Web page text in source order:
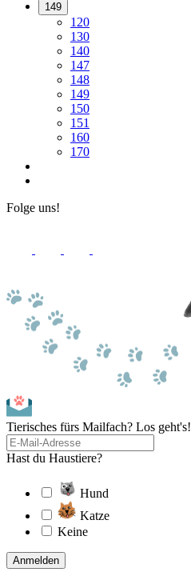
149
120
130
140
147
148
149
150
151
160
170
Folge uns!
Tierisches fürs Mailfach? Los geht's!
Hast du Haustiere?
Hund
Katze
Keine
Anmelden